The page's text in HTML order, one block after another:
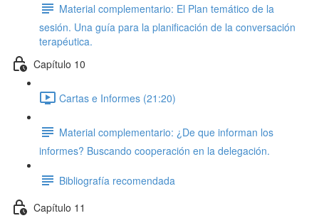
Material complementario: El Plan temático de la
sesión. Una guía para la planificación de la conversación
terapéutica.
Capítulo 10
Cartas e Informes (21:20)
Material complementario: ¿De que informan los
informes? Buscando cooperación en la delegación.
Bibliografía recomendada
Capítulo 11